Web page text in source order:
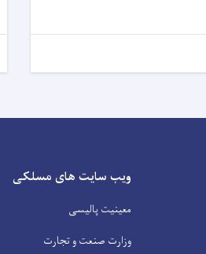
ویب سایت های مسلکی
معینیت پالیسی
وزارت صنعت و تجارت